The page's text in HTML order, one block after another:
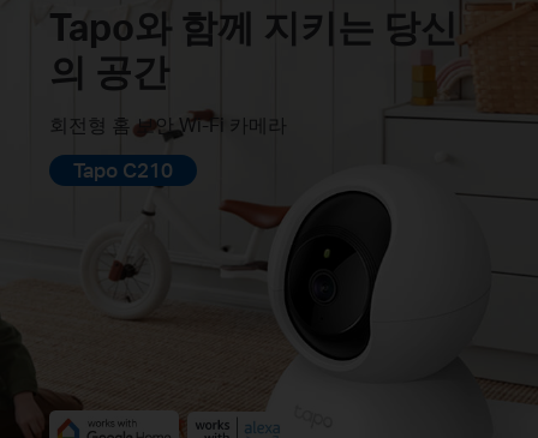
Tapo와 함께 지키는 당신
의 공간
회전형 홈 보안 Wi-Fi 카메라
Tapo C210